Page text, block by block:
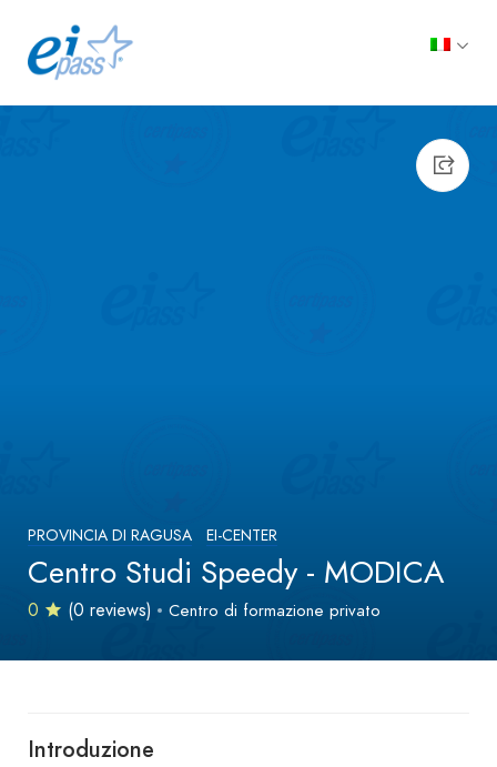
PROVINCIA DI RAGUSA EI-CENTER
Centro Studi Speedy - MODICA
0 (0 reviews) Centro di formazione privato
Introduzione